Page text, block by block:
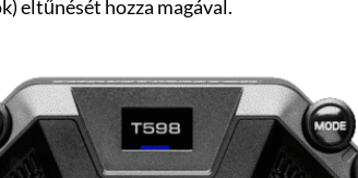
eltűnését hozza magával.